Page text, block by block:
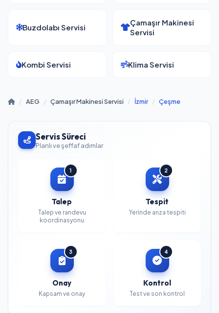
Buzdolabı Servisi
Çamaşır Makinesi
Servisi
Kombi Servisi Klima Servisi
/ AEG / Çamaşır Makinesi Servisi / İzmir / Çeşme
Servis Süreci
Planlı ve şeffaf adımlar
1
Talep
Talep ve randevu
koordinasyonu
2
Tespit
Yerinde arıza tespiti
3
Onay
Kapsam ve onay
4
Kontrol
Test ve son kontrol